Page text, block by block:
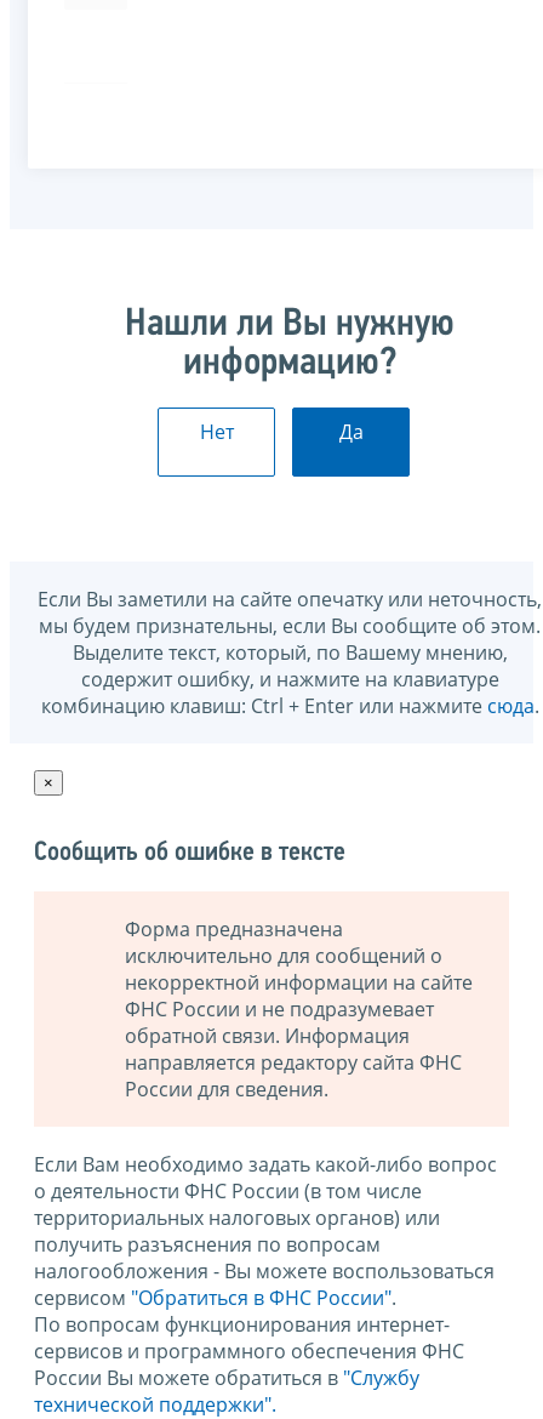
Нашли ли Вы нужную
информацию?
Нет Да
Если Вы заметили на сайте опечатку или неточность,
мы будем признательны, если Вы сообщите об этом.
Выделите текст, который, по Вашему мнению,
содержит ошибку, и нажмите на клавиатуре
комбинацию клавиш: Ctrl + Enter или нажмите сюда.
×
Сообщить об ошибке в тексте
Форма предназначена
исключительно для сообщений о
некорректной информации на сайте
ФНС России и не подразумевает
обратной связи. Информация
направляется редактору сайта ФНС
России для сведения.
Если Вам необходимо задать какой-либо вопрос
о деятельности ФНС России (в том числе
территориальных налоговых органов) или
получить разъяснения по вопросам
налогообложения - Вы можете воспользоваться
сервисом "Обратиться в ФНС России".
По вопросам функционирования интернет-
сервисов и программного обеспечения ФНС
России Вы можете обратиться в "Службу
технической поддержки".